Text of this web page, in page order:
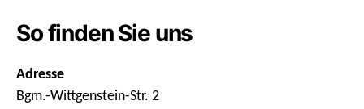
So finden Sie uns
Adresse
Bgm.-Wittgenstein-Str. 2